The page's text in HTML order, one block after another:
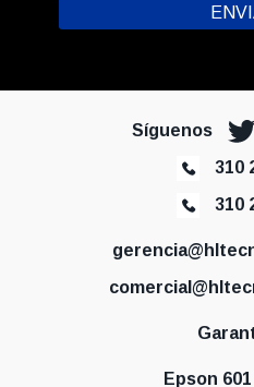
Síguenos
310
310
Epson